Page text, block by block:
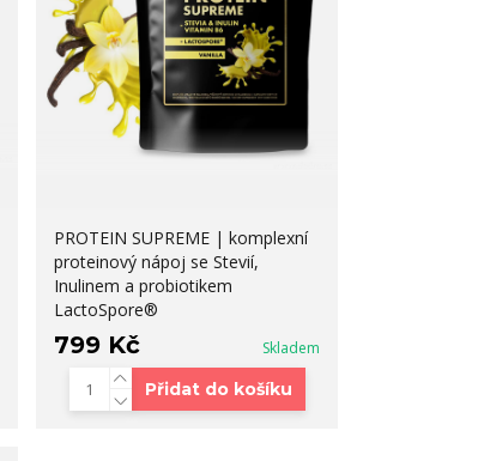
PROTEIN SUPREME | komplexní
proteinový nápoj se Stevií,
Inulinem a probiotikem
LactoSpore®
799 Kč Skladem
Přidat do košíku